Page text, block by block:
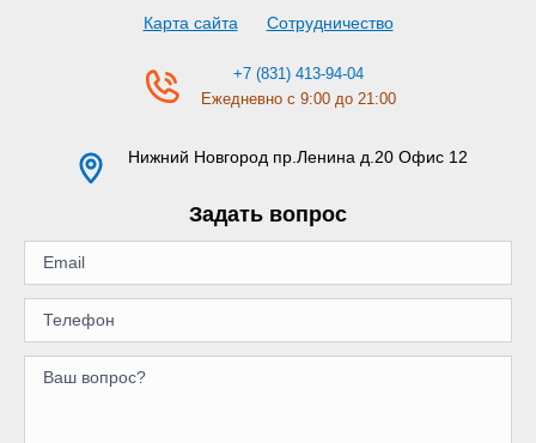
Карта сайта
Сотрудничество
+7 (831) 413-94-04
Ежедневно с 9:00 до 21:00
Нижний Новгород пр.Ленина д.20 Офис 12
Задать вопрос